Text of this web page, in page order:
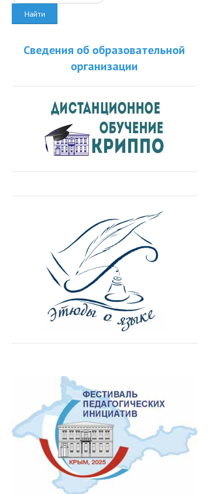
Найти
Сведения об образовательной
организации